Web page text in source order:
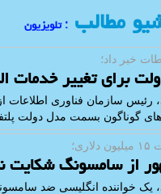
مطالب : تلویزیون
خبر داد؛
برای تغییر خدمات
سازمان فناوری اطلاعات از
گوناگون بسمت مدل دولت
از سامسونگ شکایت